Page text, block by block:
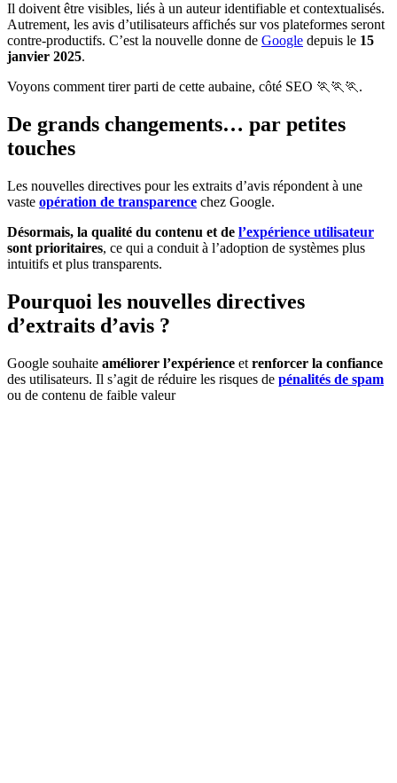
Il doivent être visibles, liés à un auteur identifiable et contextualisés.
Autrement, les avis d’utilisateurs affichés sur vos plateformes seront
contre-productifs. C’est la nouvelle donne de Google depuis le 15
janvier 2025.
Voyons comment tirer parti de cette aubaine, côté SEO 🏃🏃🏃.
De grands changements… par petites
touches
Les nouvelles directives pour les extraits d’avis répondent à une
vaste opération de transparence chez Google.
Désormais, la qualité du contenu et de l’expérience utilisateur
sont prioritaires, ce qui a conduit à l’adoption de systèmes plus
intuitifs et plus transparents.
Pourquoi les nouvelles directives
d’extraits d’avis ?
Google souhaite améliorer l’expérience et renforcer la confiance
des utilisateurs. Il s’agit de réduire les risques de pénalités de spam
ou de contenu de faible valeur